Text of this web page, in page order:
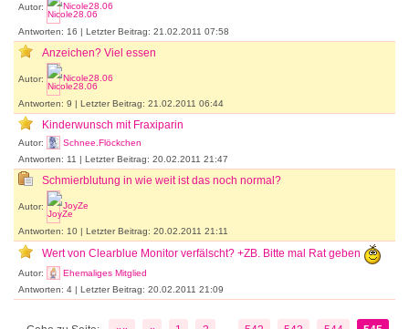
Autor: Nicole28.06
Antworten: 16 | Letzter Beitrag: 21.02.2011 07:58
Anzeichen? Viel essen
Autor: Nicole28.06
Antworten: 9 | Letzter Beitrag: 21.02.2011 06:44
Kinderwunsch mit Fraxiparin
Autor:
Schnee.Flöckchen
Antworten: 11 | Letzter Beitrag: 20.02.2011 21:47
Schmierblutung in wie weit ist das noch normal?
Autor: JoyZe
Antworten: 10 | Letzter Beitrag: 20.02.2011 21:11
Wert von Clearblue Monitor verfälscht? +ZB. Bitte mal Rat geben
Autor:
Ehemaliges Mitglied
Antworten: 4 | Letzter Beitrag: 20.02.2011 21:09